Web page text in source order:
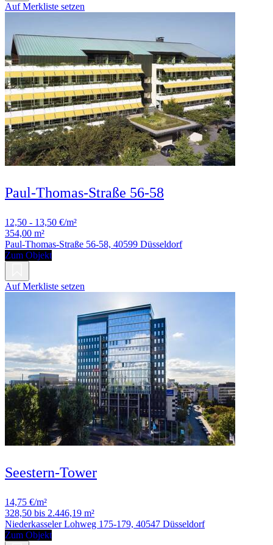
Auf Merkliste setzen
Paul-Thomas-Straße 56-58
12,50 - 13,50 €/m²
354,00 m²
Paul-Thomas-Straße 56-58, 40599 Düsseldorf
Zum Objekt
Auf Merkliste setzen
Seestern-Tower
14,75 €/m²
328,50 bis 2.446,19 m²
Niederkasseler Lohweg 175-179, 40547 Düsseldorf
Zum Objekt